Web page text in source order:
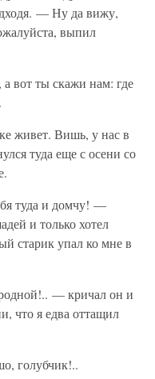
— Ну да вижу,
выпил
вот ты скажи нам: где
живет. Вишь, у нас в
туда еще с осени со
туда и домчу! —
и только хотел
старик упал ко мне в
— кричал он и
что я едва оттащил
голубчик!..